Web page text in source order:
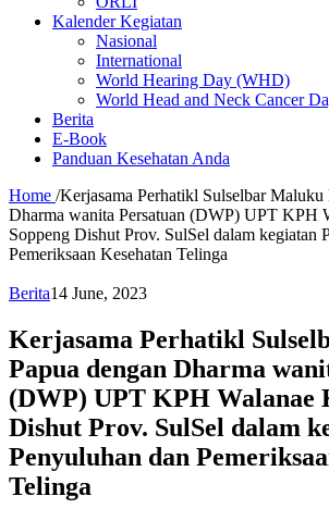
Kalender Kegiatan
Nasional
International
World Hearing Day (WHD)
World Head and Neck Cancer
Berita
E-Book
Panduan Kesehatan Anda
Home /Kerjasama Perhatikl Sulselbar Maluku
Dharma wanita Persatuan (DWP) UPT KPH
Soppeng Dishut Prov. SulSel dalam kegiatan
Pemeriksaan Kesehatan Telinga
Berita14 June, 2023
Kerjasama Perhatikl
Papua dengan Dharma
(DWP) UPT KPH Walanae
Dishut Prov. SulSel dalam
Penyuluhan dan
Telinga